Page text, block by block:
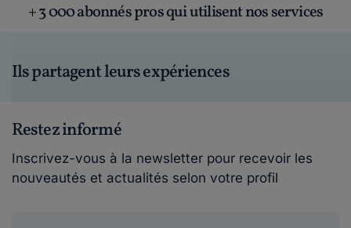
+ 3 000 abonnés pros qui utilisent nos services
Ils partagent leurs expériences
Restez informé
Inscrivez-vous à la newsletter pour recevoir les
nouveautés et actualités selon votre profil